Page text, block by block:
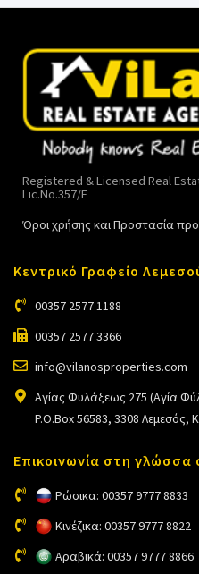
Registered & Licensed Real
Lic.No.357/E
Όροι χρήσης και Προστασία
Κεντρικό Γραφείο
00357 2577 1188
00357 2577 3366
info@vilanosproperties.com
Αγίας Φυλάξεως 275 (Αγία
P.O.Box 56583, 3308 Λεμεσός,
Επικοινωνία στη γλώσσα
Ρώσικα: 00357 9777 8833
Κινέζικα: 00357 9777 8822
Αραβικά: 00357 9777 8866